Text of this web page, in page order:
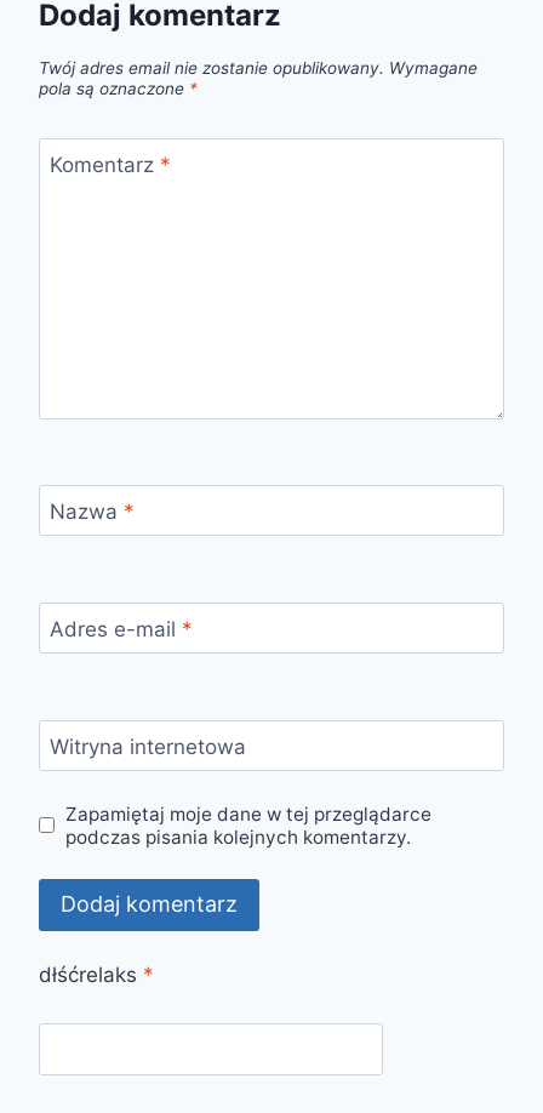
Dodaj komentarz
Twój adres email nie zostanie opublikowany. Wymagane
pola są oznaczone *
Komentarz *
Nazwa *
Adres e-mail *
Witryna internetowa
Zapamiętaj moje dane w tej przeglądarce
podczas pisania kolejnych komentarzy.
dłśćrelaks *